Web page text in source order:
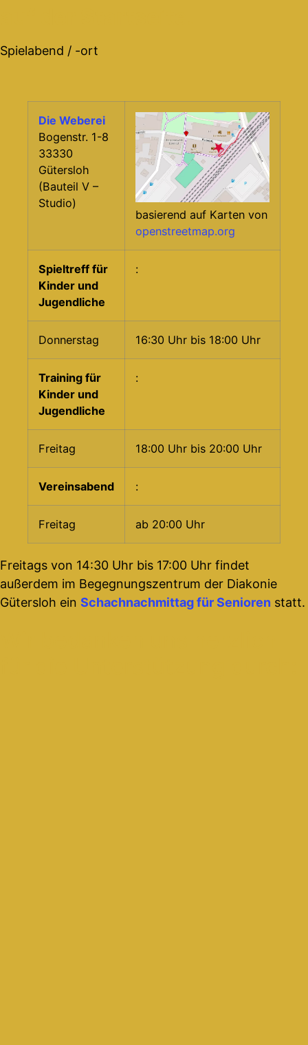
Spielabend / -ort
Die Weberei
Bogenstr. 1-8
33330
Gütersloh
(Bauteil V –
Studio)
basierend auf Karten von
openstreetmap.org
Spieltreff für
Kinder und
Jugendliche
:
Donnerstag 16:30 Uhr bis 18:00 Uhr
Training für
Kinder und
Jugendliche
:
Freitag 18:00 Uhr bis 20:00 Uhr
Vereinsabend :
Freitag ab 20:00 Uhr
Freitags von 14:30 Uhr bis 17:00 Uhr findet
außerdem im Begegnungszentrum der Diakonie
Gütersloh ein Schachnachmittag für Senioren statt.